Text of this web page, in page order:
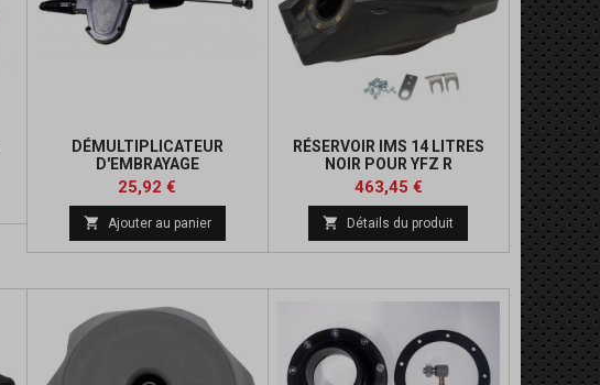
DÉMULTIPLICATEUR
D'EMBRAYAGE
Prix
25,92 €
base
 Ajouter au panier
RÉSERVOIR IMS 14 LITRES
NOIR POUR YFZ R
Prix
463,45 €
 Détails du produit